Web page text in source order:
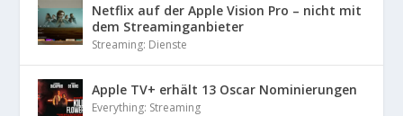
Netflix auf der Apple Vision Pro – nicht mit
dem Streaminganbieter
Streaming: Dienste
Apple TV+ erhält 13 Oscar Nominierungen
Everything: Streaming